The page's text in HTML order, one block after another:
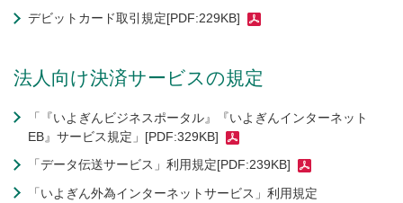
デビットカード取引規定[PDF:229KB]
法人向け決済サービスの規定
「『いよぎんビジネスポータル』『いよぎんインターネット
EB』サービス規定」[PDF:329KB]
「データ伝送サービス」利用規定[PDF:239KB]
「いよぎん外為インターネットサービス」利用規定